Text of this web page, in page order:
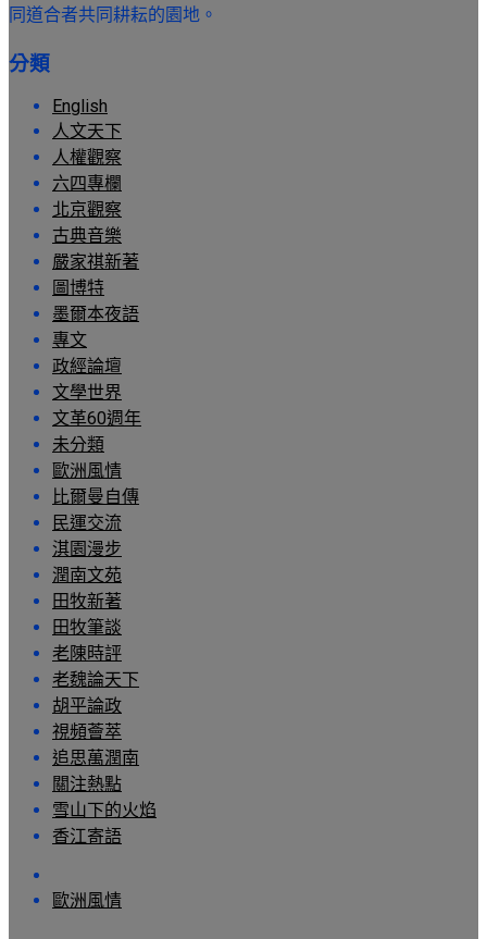
同道合者共同耕耘的園地。
分類
English
人文天下
人權觀察
六四專欄
北京觀察
古典音樂
嚴家祺新著
圖博特
墨爾本夜語
專文
政經論壇
文學世界
文革60週年
未分類
歐洲風情
比爾曼自傳
民運交流
淇園漫步
潤南文苑
田牧新著
田牧筆談
老陳時評
老魏論天下
胡平論政
視頻薈萃
追思萬潤南
關注熱點
雪山下的火焰
香江寄語
歐洲風情